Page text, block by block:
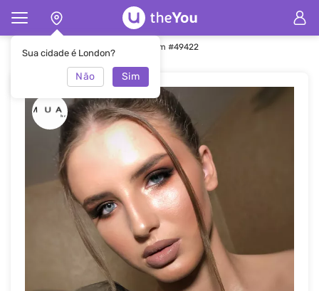
Sua cidade é London?
Não Sim
Principal Maquiagem Maquiagem #49422